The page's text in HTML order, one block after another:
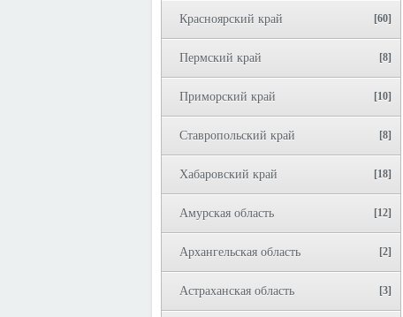
Красноярский край [60]
Пермский край [8]
Приморский край [10]
Ставропольский край [8]
Хабаровский край [18]
Амурская область [12]
Архангельская область [2]
Астраханская область [3]